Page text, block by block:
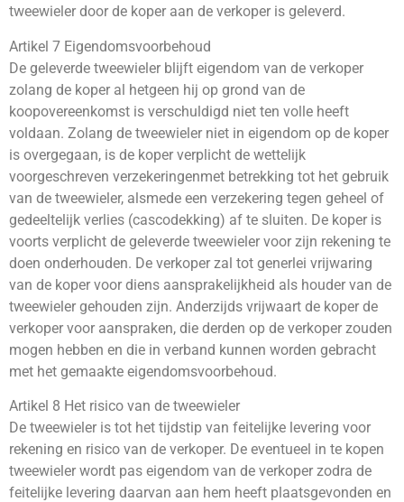
tweewieler door de koper aan de verkoper is geleverd.
Artikel 7 Eigendomsvoorbehoud
De geleverde tweewieler blijft eigendom van de verkoper
zolang de koper al hetgeen hij op grond van de
koopovereenkomst is verschuldigd niet ten volle heeft
voldaan. Zolang de tweewieler niet in eigendom op de koper
is overgegaan, is de koper verplicht de wettelijk
voorgeschreven verzekeringenmet betrekking tot het gebruik
van de tweewieler, alsmede een verzekering tegen geheel of
gedeeltelijk verlies (cascodekking) af te sluiten. De koper is
voorts verplicht de geleverde tweewieler voor zijn rekening te
doen onderhouden. De verkoper zal tot generlei vrijwaring
van de koper voor diens aansprakelijkheid als houder van de
tweewieler gehouden zijn. Anderzijds vrijwaart de koper de
verkoper voor aanspraken, die derden op de verkoper zouden
mogen hebben en die in verband kunnen worden gebracht
met het gemaakte eigendomsvoorbehoud.
Artikel 8 Het risico van de tweewieler
De tweewieler is tot het tijdstip van feitelijke levering voor
rekening en risico van de verkoper. De eventueel in te kopen
tweewieler wordt pas eigendom van de verkoper zodra de
feitelijke levering daarvan aan hem heeft plaatsgevonden en